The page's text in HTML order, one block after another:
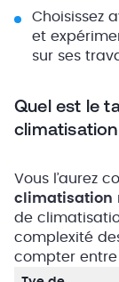
Choisissez
et
sur ses
Quel est le
Vous l’aurez
climatisation
de
complexité
compter entre